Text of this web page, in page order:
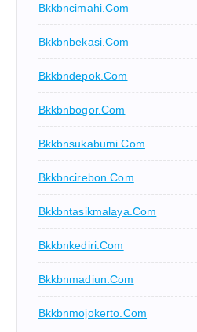
Bkkbncimahi.com
Bkkbnbekasi.com
Bkkbndepok.com
Bkkbnbogor.com
Bkkbnsukabumi.com
Bkkbncirebon.com
Bkkbntasikmalaya.com
Bkkbnkediri.com
Bkkbnmadiun.com
Bkkbnmojokerto.com